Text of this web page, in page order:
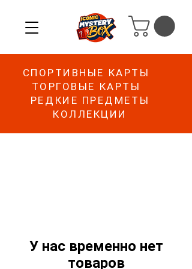
СПОРТИВНЫЕ КАРТЫ
ТОРГОВЫЕ КАРТЫ
РЕДКИЕ ПРЕДМЕТЫ
КОЛЛЕКЦИИ
У нас временно нет
товаров